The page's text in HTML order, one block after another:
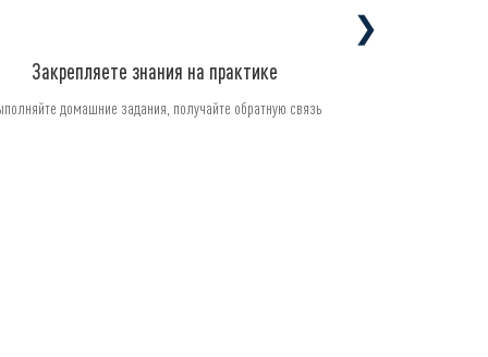
Закрепляете знания на практике
домашние задания, получайте обратную связь
❯